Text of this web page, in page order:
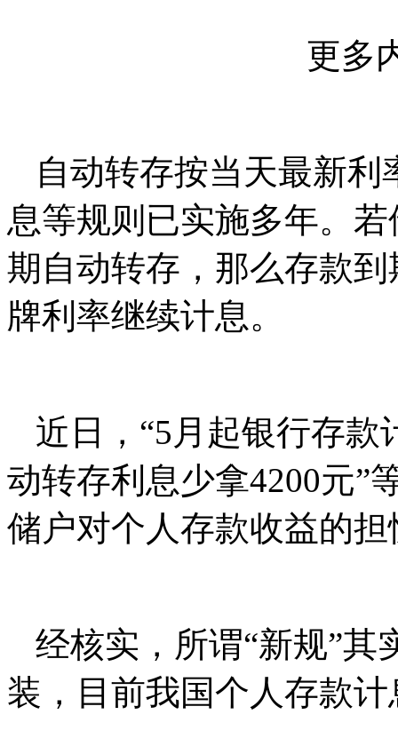
更多
自动转存按当天最新
息等规则已实施多年。
期自动转存，那么存款
牌利率继续计息。
近日，“5月起银行存款
动转存利息少拿4200元”
储户对个人存款收益的担
经核实，所谓“新规”其
装，目前我国个人存款